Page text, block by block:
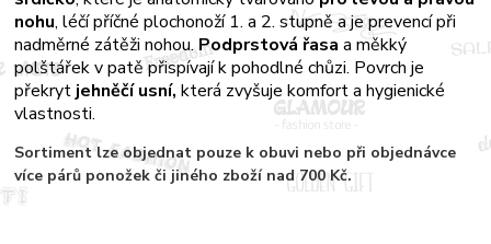
nohu, léčí příčné plochonoží 1. a 2. stupně a je prevencí při
nadměrné zátěži nohou.Podprstová řasa a měkký
polštářek v patě přispívají k pohodlné chůzi. Povrch je
překrytjehněčí usní, která zvyšuje komfort a hygienické
vlastnosti.
Sortimentlze objednat pouze k obuvi nebo při objednávce
více párů ponožek či jiného zboží nad 700 Kč.